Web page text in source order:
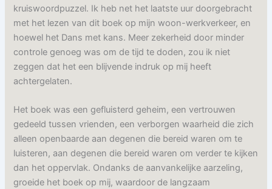
kruiswoordpuzzel. Ik heb net het laatste uur doorgebracht
met het lezen van dit boek op mijn woon-werkverkeer, en
hoewel het Dans met kans. Meer zekerheid door minder
controle genoeg was om de tijd te doden, zou ik niet
zeggen dat het een blijvende indruk op mij heeft
achtergelaten.
Het boek was een gefluisterd geheim, een vertrouwen
gedeeld tussen vrienden, een verborgen waarheid die zich
alleen openbaarde aan degenen die bereid waren om te
luisteren, aan degenen die bereid waren om verder te kijken
dan het oppervlak. Ondanks de aanvankelijke aarzeling,
groeide het boek op mij, waardoor de langzaam